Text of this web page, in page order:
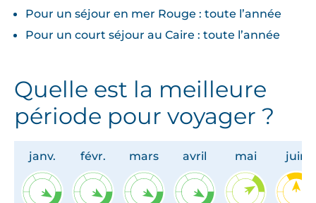
Pour un séjour en mer Rouge : toute l’année
Pour un court séjour au Caire : toute l’année
Quelle est la meilleure
période pour voyager ?
janv. févr. mars avril mai juin